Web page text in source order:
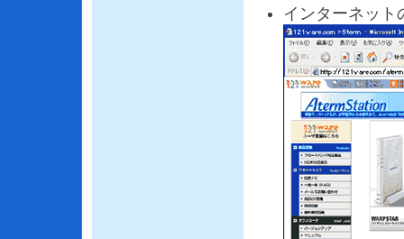
インターネット